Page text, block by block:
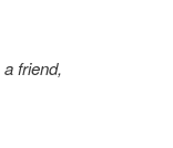
friend,